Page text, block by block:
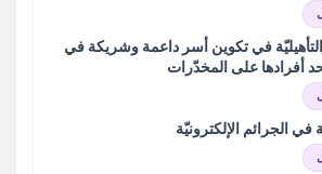
في تكوين أسر داعمة وشريكة في
أفرادها على المخدّرات
في الجرائم الإلكترونيّة